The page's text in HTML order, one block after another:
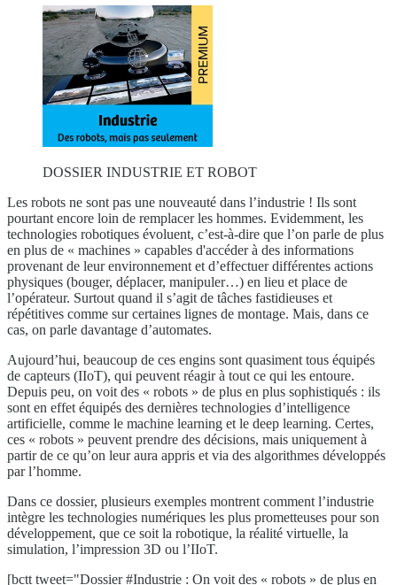
DOSSIER INDUSTRIE ET ROBOT
Les robots ne sont pas une nouveauté dans l’industrie ! Ils sont
pourtant encore loin de remplacer les hommes. Evidemment, les
technologies robotiques évoluent, c’est-à-dire que l’on parle de plus
en plus de « machines » capables d'accéder à des informations
provenant de leur environnement et d’effectuer différentes actions
physiques (bouger, déplacer, manipuler…) en lieu et place de
l’opérateur. Surtout quand il s’agit de tâches fastidieuses et
répétitives comme sur certaines lignes de montage. Mais, dans ce
cas, on parle davantage d’automates.
Aujourd’hui, beaucoup de ces engins sont quasiment tous équipés
de capteurs (IIoT), qui peuvent réagir à tout ce qui les entoure.
Depuis peu, on voit des « robots » de plus en plus sophistiqués : ils
sont en effet équipés des dernières technologies d’intelligence
artificielle, comme le machine learning et le deep learning. Certes,
ces « robots » peuvent prendre des décisions, mais uniquement à
partir de ce qu’on leur aura appris et via des algorithmes développés
par l’homme.
Dans ce dossier, plusieurs exemples montrent comment l’industrie
intègre les technologies numériques les plus prometteuses pour son
développement, que ce soit la robotique, la réalité virtuelle, la
simulation, l’impression 3D ou l’IIoT.
[bctt tweet="Dossier #Industrie : On voit des « robots » de plus en